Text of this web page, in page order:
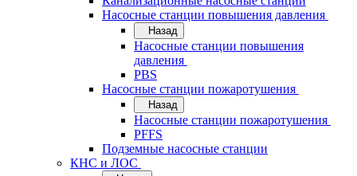
Насосные станции повышения давления
Назад
Насосные станции повышения
давления
PBS
Насосные станции пожаротушения
Назад
Насосные станции пожаротушения
PFFS
Подземные насосные станции
КНС и ЛОС